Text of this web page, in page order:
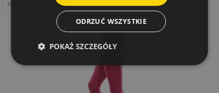
ODRZUĆ WSZYSTKIE
POKAŻ SZCZEGÓŁY